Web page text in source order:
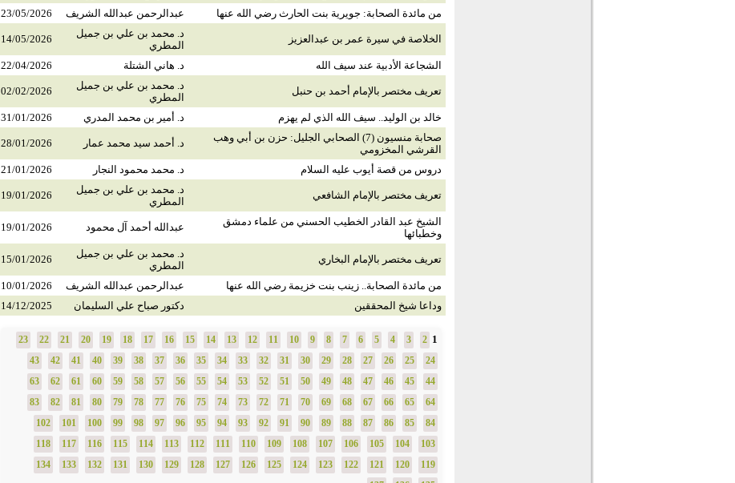
من مائدة الصحابة: جويرية بنت الحارث رضي الله عنها
عبدالرحمن عبدالله الشريف 23/05/2026
الخلاصة في سيرة عمر بن عبدالعزيز
د. محمد بن علي بن جميل
المطري
14/05/2026
الشجاعة الأدبية عند سيف الله د. هاني الشتلة 22/04/2026
تعريف مختصر بالإمام أحمد بن حنبل
د. محمد بن علي بن جميل
المطري
02/02/2026
خالد بن الوليد.. سيف الله الذي لم يهزم د. أمير بن محمد المدري 31/01/2026
صحابة منسيون (7) الصحابي الجليل: حزن بن أبي وهب
القرشي المخزومي
د. أحمد سيد محمد عمار 28/01/2026
دروس من قصة أيوب عليه السلام د. محمد محمود النجار 21/01/2026
تعريف مختصر بالإمام الشافعي
د. محمد بن علي بن جميل
المطري
19/01/2026
الشيخ عبد القادر الخطيب الحسني من علماء دمشق
وخطبائها
عبدالله أحمد آل محمود 19/01/2026
تعريف مختصر بالإمام البخاري
د. محمد بن علي بن جميل
المطري
15/01/2026
من مائدة الصحابة.. زينب بنت خزيمة رضي الله عنها عبدالرحمن عبدالله الشريف 10/01/2026
وداعا شيخ المحققين
دكتور صباح علي السليمان 14/12/2025
1
2
3
4
5
6
7
8
9
10
11
12
13
14
15
16
17
18
19
20
21
22
23
24
25
26
27
28
29
30
31
32
33
34
35
36
37
38
39
40
41
42
43
44
45
46
47
48
49
50
51
52
53
54
55
56
57
58
59
60
61
62
63
64
65
66
67
68
69
70
71
72
73
74
75
76
77
78
79
80
81
82
83
84
85
86
87
88
89
90
91
92
93
94
95
96
97
98
99
100
101
102
103
104
105
106
107
108
109
110
111
112
113
114
115
116
117
118
119
120
121
122
123
124
125
126
127
128
129
130
131
132
133
134